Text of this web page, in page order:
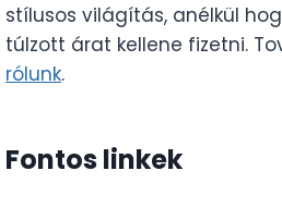
stílusos világítás, anélkül
túlzott árat kellene fizetni.
rólunk.
Fontos linkek